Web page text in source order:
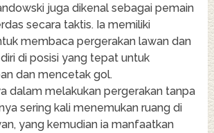
juga dikenal sebagai pemain
secara taktis. Ia memiliki
membaca pergerakan lawan dan
di posisi yang tepat untuk
dan mencetak gol.
dalam melakukan pergerakan tanpa
sering kali menemukan ruang di
yang kemudian ia manfaatkan